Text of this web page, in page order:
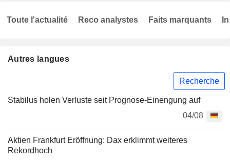
Autres langues
Recherche
Stabilus holen Verluste seit Prognose-Einengung auf
04/08
Aktien Frankfurt Eröffnung: Dax erklimmt weiteres
Rekordhoch
Toute l'actualité Reco analystes Faits marquants